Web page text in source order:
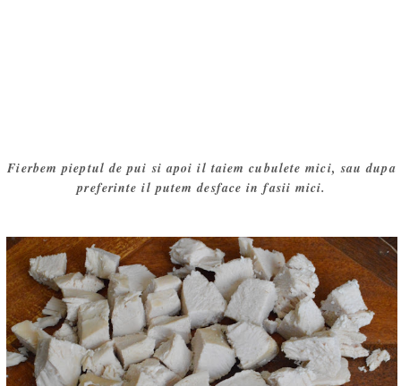
Fierbem pieptul de pui si apoi il taiem cubulete mici, sau dupa
preferinte il putem desface in fasii mici.